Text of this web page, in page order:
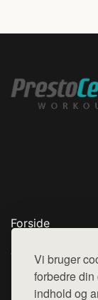
Vi bruger
forbedre
indhold og
Forside
Top Rabatter
Kontakt